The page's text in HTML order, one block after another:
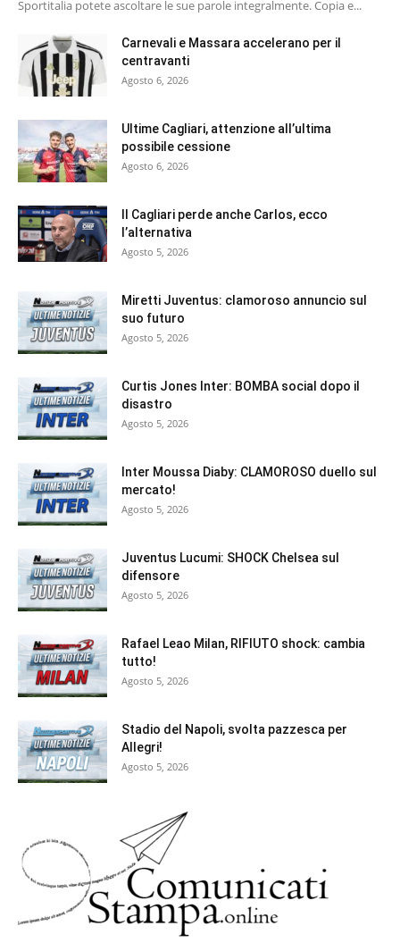
Sportitalia potete ascoltare le sue parole integralmente. Copia e...
Carnevali e Massara accelerano per il
centravanti
Agosto 6, 2026
Ultime Cagliari, attenzione all’ultima
possibile cessione
Agosto 6, 2026
Il Cagliari perde anche Carlos, ecco
l’alternativa
Agosto 5, 2026
Miretti Juventus: clamoroso annuncio sul
suo futuro
Agosto 5, 2026
Curtis Jones Inter: BOMBA social dopo il
disastro
Agosto 5, 2026
Inter Moussa Diaby: CLAMOROSO duello sul
mercato!
Agosto 5, 2026
Juventus Lucumi: SHOCK Chelsea sul
difensore
Agosto 5, 2026
Rafael Leao Milan, RIFIUTO shock: cambia
tutto!
Agosto 5, 2026
Stadio del Napoli, svolta pazzesca per
Allegri!
Agosto 5, 2026